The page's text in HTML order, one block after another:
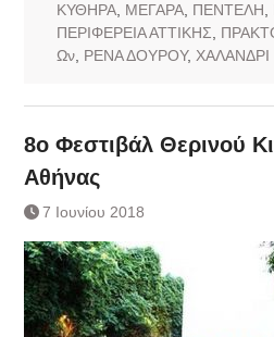
ΚΥΘΗΡΑ, ΜΕΓΑΡΑ, ΠΕΝΤΕΛΗ
ΠΕΡΙΦΕΡΕΙΑ ΑΤΤΙΚΗΣ
Ων, ΡΕΝΑ ΔΟΥΡΟΥ, ΧΑΛΑΝΔΡΙ
8o Φεστιβάλ Θερινού
Αθήνας
7 Ιουνίου 2018